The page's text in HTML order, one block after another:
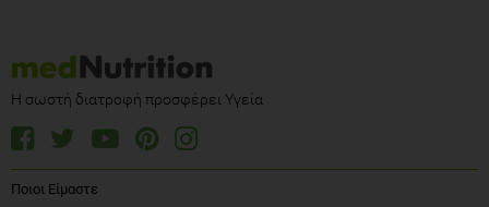
Η σωστή διατροφή προσφέρει Υγεία
Ποιοι Είμαστε